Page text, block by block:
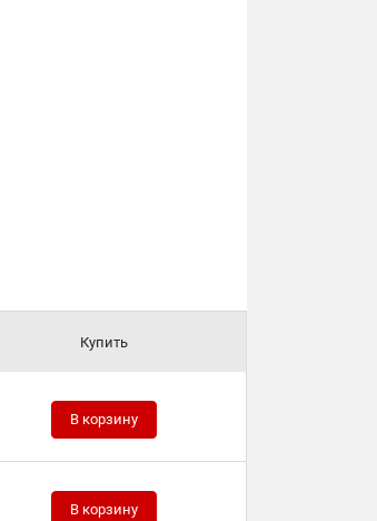
Купить
В корзину
В корзину